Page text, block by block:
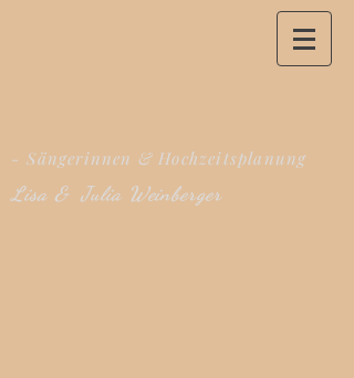
- Sängerinnen & Hochzeitsplanung
Lisa & Julia Weinberger